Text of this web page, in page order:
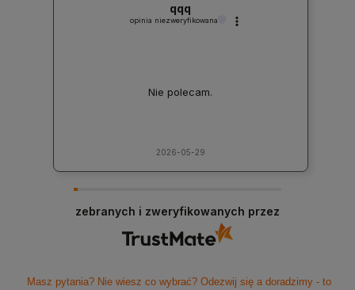
qqq
opinia niezweryfikowana
Nie polecam.
2026-05-29
zebranych i zweryfikowanych przez
Masz pytania? Nie wiesz co wybrać? Odezwij się a doradzimy - to